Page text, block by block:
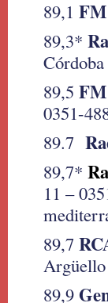
89,1
89,3*
89,5
0351-
89.7
89,7*
11 –
89,7
89,9